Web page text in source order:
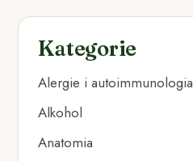
Kategorie
Alergie i autoimmunologia
Alkohol
Anatomia